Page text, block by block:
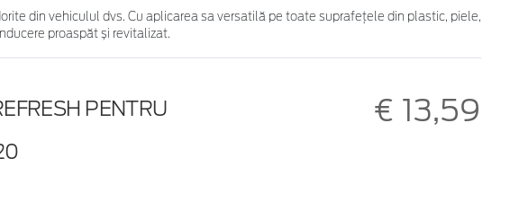
din vehiculul dvs. Cu aplicarea sa versatilă pe toate suprafețele din plastic, piele,
proaspăt și revitalizat.
PENTRU
€ 13,59